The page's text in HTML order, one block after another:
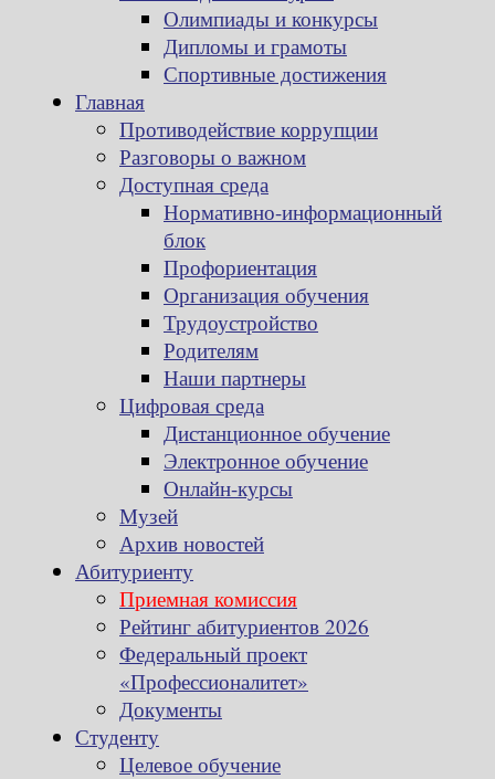
Олимпиады и конкурсы
Дипломы и грамоты
Спортивные достижения
Главная
Противодействие коррупции
Разговоры о важном
Доступная среда
Нормативно-информационный
блок
Профориентация
Организация обучения
Трудоустройство
Родителям
Наши партнеры
Цифровая среда
Дистанционное обучение
Электронное обучение
Онлайн-курсы
Музей
Архив новостей
Абитуриенту
Приемная комиссия
Рейтинг абитуриентов 2026
Федеральный проект
«Профессионалитет»
Документы
Студенту
Целевое обучение